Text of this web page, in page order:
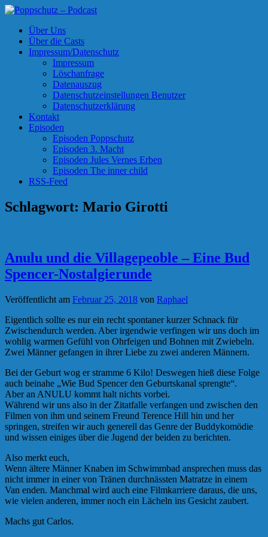
Skip
content
Poppschutz – Podcast
Podcasts zu Ihrem Vergnügen
Über Uns
Über die Casts
Impressum/Datenschutz
Impressum
Löschanfrage
Datenauszug
Datenschutzeinstellungen Benutzer
Datenschutzerklärung
Kontakt
Episoden
Episoden Poppschutz
Episoden 3. Macht
Episoden Jules Vernes Erben
Episoden The inner child
RSS-Feed
Schlagwort: Mario Girotti
Anulu und die Villagepeoble – Eine Bud
Spencer-Nostalgierunde
Veröffentlicht am Februar 25, 2018 von Raphael
Eigentlich sollte es nur ein recht spontaner kurzer Schnack für
Zwischendurch werden. Aber irgendwie verfingen wir uns doch im
wohlig warmen Gefühl von Ohrfeigen und Bohnen mit Zwiebeln.
Zwei Männer gefangen in ihrer Liebe zu zwei anderen Männern.
Bei der Geburt wog er stramme 6 Kilo! Deswegen hieß diese Folge
auch beinahe „Wie Bud Spencer den Geburtskanal sprengte“.
Aber an ANULU kommt halt nichts vorbei.
Während wir uns also in der Zitatfalle verfangen und zwischen den
Filmen von ihm und seinem Freund Terence Hill hin und her
springen, streifen wir auch generell das Genre der Buddykomödie
und wissen einiges über die Jugend der beiden zu berichten.
Also merkt euch,
Wenn ältere Männer Knaben im Schwimmbad ansprechen muss das
nicht immer in einer von Tränen durchnässten Matratze in einem
Van enden. Manchmal wird auch eine Filmkarriere daraus, die uns,
wie vielen anderen, immer noch ein Lächeln ins Gesicht zaubert.
Machs gut Carlos.